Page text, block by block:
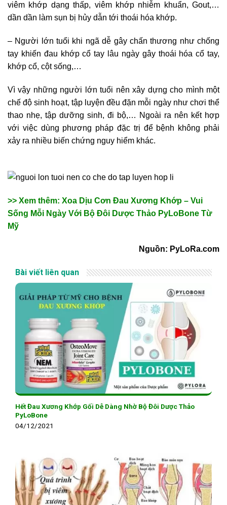
viêm khớp dạng thấp, viêm khớp nhiễm khuẩn, Gout,…
dần dần làm sụn bị hủy dẫn tới thoái hóa khớp.
– Người lớn tuổi khi ngã dễ gây chấn thương như chống
tay khiến đau khớp cổ tay lâu ngày gây thoái hóa cổ tay,
khớp cổ, cột sống,…
Vì vậy những người lớn tuổi nên xây dựng cho mình một
chế độ sinh hoạt, tập luyện đều đặn mỗi ngày như chơi thể
thao nhẹ, tập dưỡng sinh, đi bộ,… Ngoài ra nên kết hợp
với việc dùng phương pháp đặc trị để bệnh không phải
xảy ra nhiều biến chứng nguy hiểm khác.
>> Xem thêm: Xoa Dịu Cơn Đau Xương Khớp – Vui
Sống Mỗi Ngày Với Bộ Đôi Dược Thảo PyLoBone Từ
Mỹ
Nguồn: PyLoRa.com
Bài viết liên quan
Hết Đau Xương Khớp Gối Dễ Dàng Nhờ Bộ Đôi Dược Thảo
PyLoBone
04/12/2021